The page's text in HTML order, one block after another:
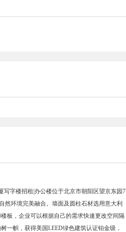
写字楼招租|办公楼位于北京市朝阳区望京东园7
然环境完美融合。墙面及圆柱石材选用意大利
板，企业可以根据自己的需求快速更改空间隔
一帜，获得美国LEED绿色建筑认证铂金级，